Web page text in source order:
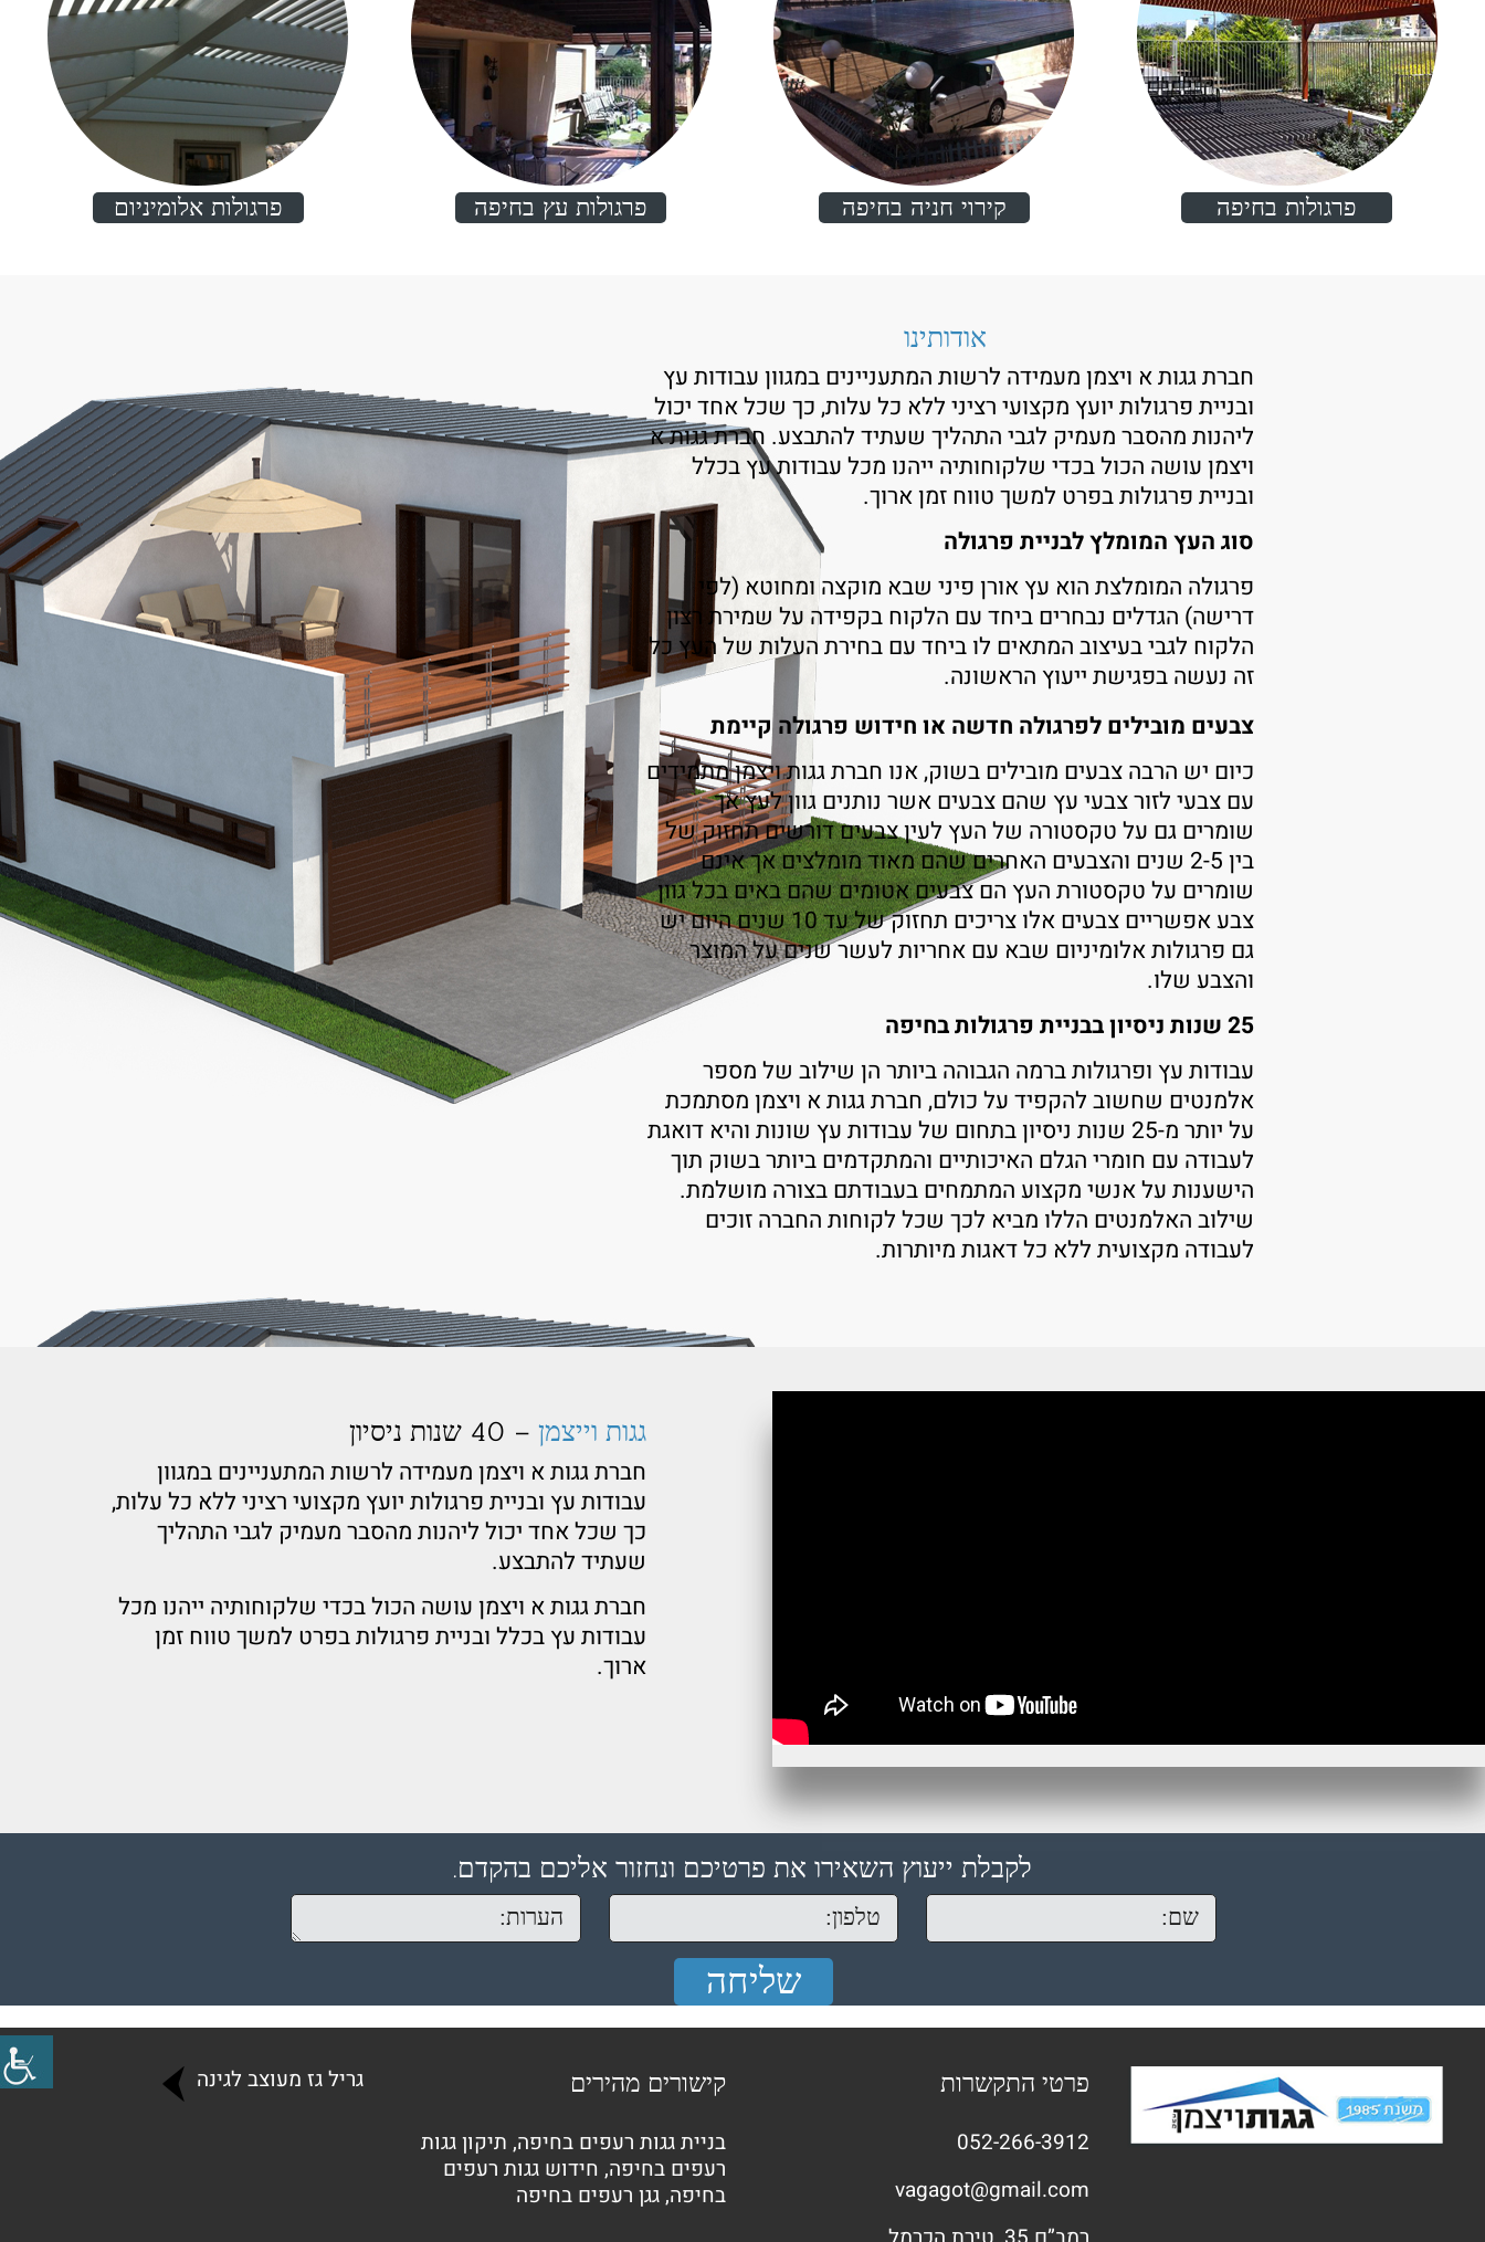
פרגולות בחיפה קירוי חניה בחיפה פרגולות עץ בחיפה פרגולות אלומיניום
אודותינו
חברת גגות א ויצמן מעמידה לרשות המתעניינים במגוון עבודות עץ
ובניית פרגולות יועץ מקצועי רציני ללא כל עלות, כך שכל אחד יכול
ליהנות מהסבר מעמיק לגבי התהליך שעתיד להתבצע. חברת גגות א
ויצמן עושה הכול בכדי שלקוחותיה ייהנו מכל עבודות עץ בכלל
ובניית פרגולות בפרט למשך טווח זמן ארוך.
סוג העץ המומלץ לבניית פרגולה
פרגולה המומלצת הוא עץ אורן פיני שבא מוקצה ומחוטא (לפי
דרישה) הגדלים נבחרים ביחד עם הלקוח בקפידה על שמירת רצון
הלקוח לגבי בעיצוב המתאים לו ביחד עם בחירת העלות של העץ כל
זה נעשה בפגישת ייעוץ הראשונה.
צבעים מובילים לפרגולה חדשה או חידוש פרגולה קיימת
כיום יש הרבה צבעים מובילים בשוק, אנו חברת גגות ויצמן מתמידים
עם צבעי לזור צבעי עץ שהם צבעים אשר נותנים גוון לעץ אך
שומרים גם על טקסטורה של העץ לעין צבעים דורשים תחזוק של
בין 2-5 שנים והצבעים האחרים שהם מאוד מומלצים אך אינם
שומרים על טקסטורת העץ הם צבעים אטומים שהם באים בכל גוון
צבע אפשריים צבעים אלו צריכים תחזוק של עד 10 שנים היום יש
גם פרגולות אלומיניום שבא עם אחריות לעשר שנים על המוצר
והצבע שלו.
25 שנות ניסיון בבניית פרגולות בחיפה
עבודות עץ ופרגולות ברמה הגבוהה ביותר הן שילוב של מספר
אלמנטים שחשוב להקפיד על כולם, חברת גגות א ויצמן מסתמכת
על יותר מ-25 שנות ניסיון בתחום של עבודות עץ שונות והיא דואגת
לעבודה עם חומרי הגלם האיכותיים והמתקדמים ביותר בשוק תוך
הישענות על אנשי מקצוע המתמחים בעבודתם בצורה מושלמת.
שילוב האלמנטים הללו מביא לכך שכל לקוחות החברה זוכים
לעבודה מקצועית ללא כל דאגות מיותרות.
גגות וייצמן – 40 שנות ניסיון
חברת גגות א ויצמן מעמידה לרשות המתעניינים במגוון
עבודות עץ ובניית פרגולות יועץ מקצועי רציני ללא כל עלות,
כך שכל אחד יכול ליהנות מהסבר מעמיק לגבי התהליך
שעתיד להתבצע.
חברת גגות א ויצמן עושה הכול בכדי שלקוחותיה ייהנו מכל
עבודות עץ בכלל ובניית פרגולות בפרט למשך טווח זמן
ארוך.
לקבלת ייעוץ השאירו את פרטיכם ונחזור אליכם בהקדם.
פרטי התקשרות
052-266-3912
vagagot@gmail.com
קישורים מהירים
בניית גגות רעפים בחיפה, תיקון גגות
רעפים בחיפה, חידוש גגות רעפים
בחיפה,גגן רעפים בחיפה
גריל גז מעוצב לגינה